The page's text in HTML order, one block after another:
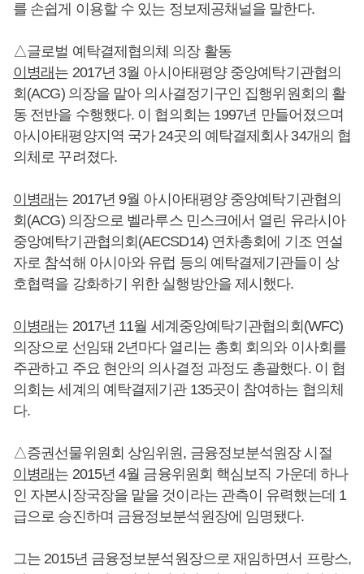
를 손쉽게 이용할 수 있는 정보제공채널을 말한다.
△글로벌 예탁결제협의체 의장 활동
이병래 는 2017년 3월 아시아태평양 중앙예탁기관협의
회(ACG) 의장을 맡아 의사결정기구인 집행위원회의 활
동 전반을 수행했다. 이 협의회는 1997년 만들어졌으며
아시아태평양지역 국가 24곳의 예탁결제회사 34개의 협
의체로 꾸려졌다.
이병래 는 2017년 9월 아시아태평양 중앙예탁기관협의
회(ACG) 의장으로 벨라루스 민스크에서 열린 유라시아
중앙예탁기관협의회(AECSD14) 연차총회에 기조 연설
자로 참석해 아시아와 유럽 등의 예탁결제기관들이 상
호협력을 강화하기 위한 실행방안을 제시했다.
이병래 는 2017년 11월 세계중앙예탁기관협의회(WFC)
의장으로 선임돼 2년마다 열리는 총회 회의와 이사회를
주관하고 주요 현안의 의사결정 과정도 총괄했다. 이 협
의회는 세계의 예탁결제기관 135곳이 참여하는 협의체
다.
△증권선물위원회 상임위원, 금융정보분석원장 시절
이병래 는 2015년 4월 금융위원회 핵심보직 가운데 하나
인 자본시장국장을 맡을 것이라는 관측이 유력했는데 1
급으로 승진하며 금융정보분석원장에 임명됐다.
그는 2015년 금융정보분석원장으로 재임하면서 프랑스,